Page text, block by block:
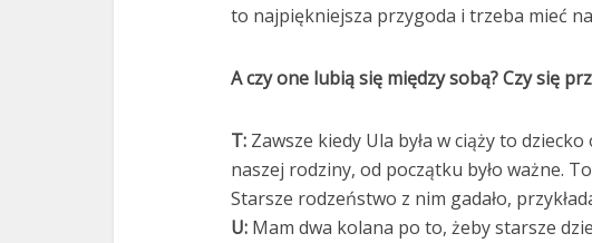
to najpiękniejsza przygoda i trzeba mieć
A czy one lubią się między sobą? Czy się
T: Zawsze kiedy Ula była w ciąży to
naszej rodziny, od początku było ważne.
Starsze rodzeństwo z nim gadało,
U: Mam dwa kolana po to, żeby starsze